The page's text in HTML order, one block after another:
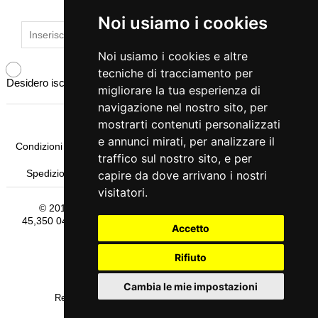
Noi usiamo i cookies
Noi usiamo i cookies e altre
tecniche di tracciamento per
migliorare la tua esperienza di
navigazione nel nostro sito, per
mostrarti contenuti personalizzati
e annunci mirati, per analizzare il
traffico sul nostro sito, e per
capire da dove arrivano i nostri
visitatori.
Accetto
Rifiuto
Cambia le mie impostazioni
Noi usiamo i cookies
Noi usiamo i cookies e altre
tecniche di tracciamento per
migliorare la tua esperienza di
navigazione nel nostro sito, per
mostrarti contenuti personalizzati
e annunci mirati, per analizzare il
traffico sul nostro sito, e per
capire da dove arrivano i nostri
visitatori.
Accetto
Rifiuto
Cambia le mie impostazioni
Desidero iscrivermi alla newsletter
Condizioni Generali di Vendita Pagamenti Come Ordinare
Spedizione & Imballaggio Garanzia Termini e Privacy
© 2016
45,350 04011 Aprilia (Latina) Email: info@michelessi.it Tel.:
069275383 P.I.: 00554990598
Terms and Privacy
Realizzazione Sito e Web Marketing Tredweb S.r.l.